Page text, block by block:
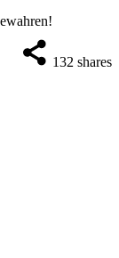
132 shares